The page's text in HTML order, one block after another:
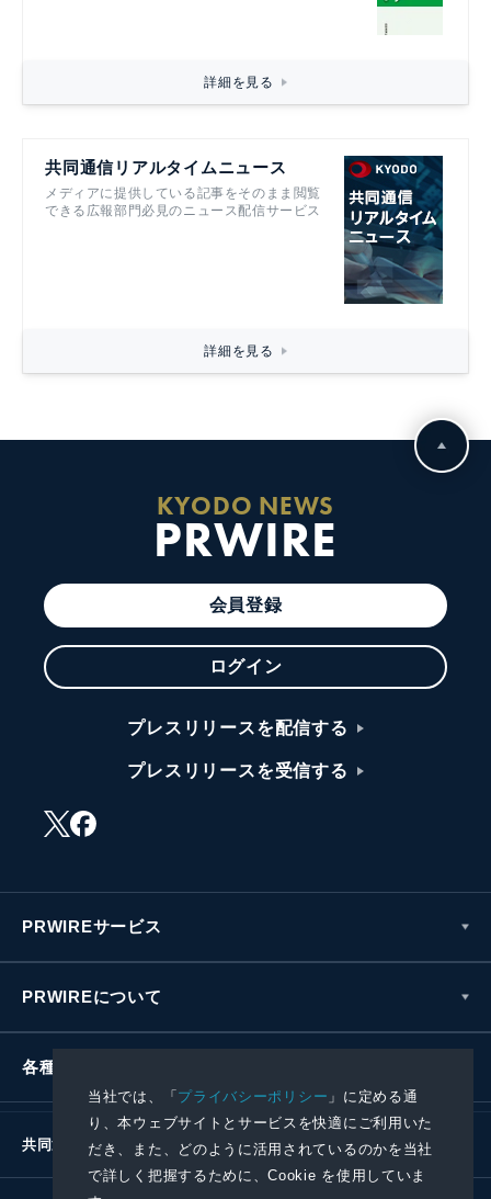
当社では、「プライバシーポリシー 」に定める通
り、本ウェブサイトとサービスを快適にご利用いた
だき、また、どのように活用されているのかを当社
で詳しく把握するために、Cookie を使用していま
詳細を見る
共同通信リアルタイムニュース
メディアに提供している記事をそのまま閲覧
できる広報部門必見のニュース配信サービス
詳細を見る
KYODO NEWS
PRWIRE
会員登録
ログイン
プレスリリースを配信する
プレスリリースを受信する
PRWIREサービス
PRWIREについて
各種お問い合わせ
共同通信社グループ